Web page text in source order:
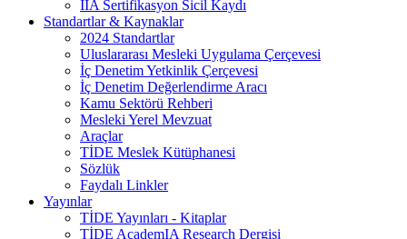
IIA Sertifikasyon Sicil Kaydı
Standartlar & Kaynaklar
2024 Standartlar
Uluslararası Mesleki Uygulama Çerçevesi
İç Denetim Yetkinlik Çerçevesi
İç Denetim Değerlendirme Aracı
Kamu Sektörü Rehberi
Mesleki Yerel Mevzuat
Araçlar
TİDE Meslek Kütüphanesi
Sözlük
Faydalı Linkler
Yayınlar
TİDE Yayınları - Kitaplar
TİDE AcademIA Research Dergisi